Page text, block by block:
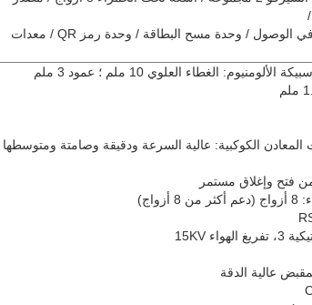
اختياري:نظام التحكم في الوصول / وحدة مسح البطاقة / وحدة رمز QR / معدات
◆ مادة الإسكان: فتحة القالب من سبيكة الألومنيوم: الغطاء العلوي 10 ملم ؛ عمود 3 ملم
الكوكبية: عالية السرعة ودقيقة وصامتة ومتوسطها
عالية الدقة